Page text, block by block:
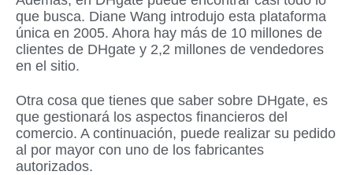
que busca. Diane Wang introdujo esta plataforma
única en 2005. Ahora hay más de 10 millones de
clientes de DHgate y 2,2 millones de vendedores
en el sitio.
Otra cosa que tienes que saber sobre DHgate, es
que gestionará los aspectos financieros del
comercio. A continuación, puede realizar su pedido
al por mayor con uno de los fabricantes
autorizados.